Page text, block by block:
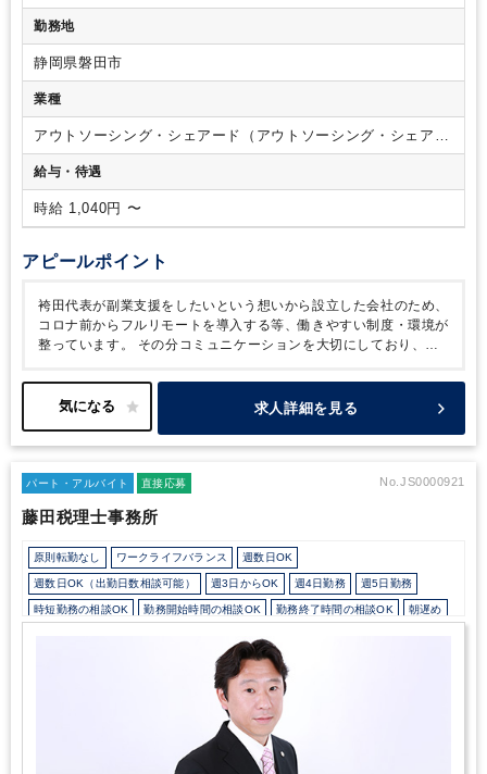
ートの時間を両立できる環境です。本社は東京、支店は静岡に
ございますが、働く場所は問いません。
務にも挑戦していただけます。
経理レベル）または労務経験（給与計算、社会保険関連手続
き）がある方
ションが取れる方
勤務地
静岡県磐田市
業種
アウトソーシング・シェアード（アウトソーシング・シェアー
ドサービス）
給与・待遇
時給 1,040円 〜
アピールポイント
袴田代表が副業支援をしたいという想いから設立した会社のため、
コロナ前からフルリモートを導入する等、働きやすい制度・環境が
整っています。
その分コミュニケーションを大切にしており、能
す。 ブランクから復帰される方、働き方を変えたい方には大変お
すすめの求人です。
求人詳細を見る
パート・アルバイト 直接応募 No.JS0000921
藤田税理士事務所
原則転勤なし ワークライフバランス 週数日OK
週数日OK（出勤日数相談可能） 週3日からOK 週4日勤務 週5日勤務
時短勤務の相談OK 勤務開始時間の相談OK 勤務終了時間の相談OK 朝遅め
16時以前退社OK
1日7時間未満勤務OK
駅から徒歩5分以内 ルーティンワークがメイン
平日休みあり
財務応援